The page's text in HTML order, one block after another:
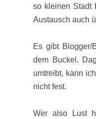
so kleinen Stadt
Austausch auch
Es gibt Blogger/
dem Buckel.
umtreibt, kann
nicht fest.
Wer also Lust